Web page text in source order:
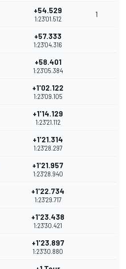
+54.529
1:23'01.512
1
+57.333
1:23'04.316
+58.401
1:23'05.384
+1'02.122
1:23'09.105
+1'14.129
1:23'21.112
+1'21.314
1:23'28.297
+1'21.957
1:23'28.940
+1'22.734
1:23'29.717
+1'23.438
1:23'30.421
+1'23.897
1:23'30.880